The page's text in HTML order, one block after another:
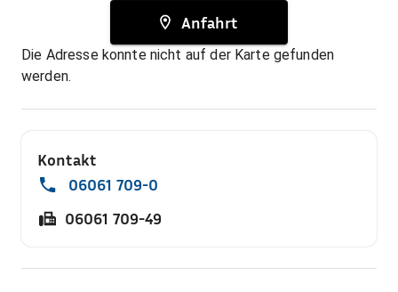
Anfahrt
Die Adresse konnte nicht auf der Karte gefunden
werden.
Kontakt
06061 709-0
06061 709-49